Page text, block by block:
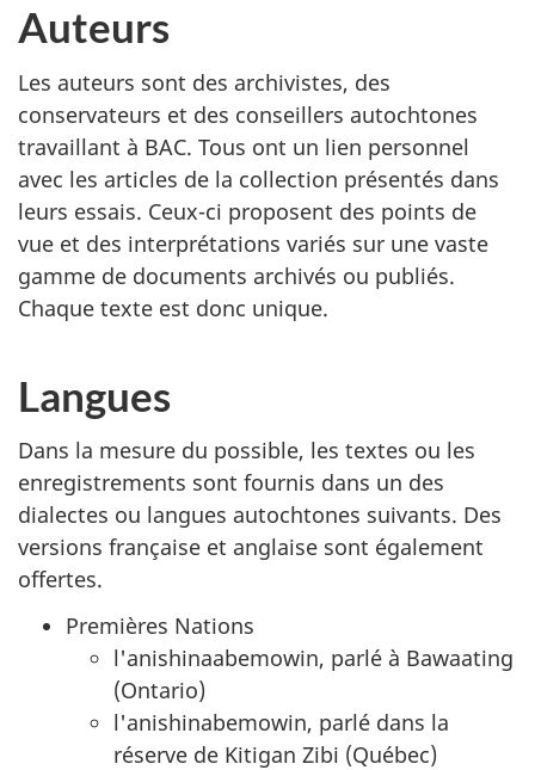
Auteurs
Les auteurs sont des archivistes, des
conservateurs et des conseillers autochtones
travaillant à BAC. Tous ont un lien personnel
avec les articles de la collection présentés dans
leurs essais. Ceux-ci proposent des points de
vue et des interprétations variés sur une vaste
gamme de documents archivés ou publiés.
Chaque texte est donc unique.
Langues
Dans la mesure du possible, les textes ou les
enregistrements sont fournis dans un des
dialectes ou langues autochtones suivants. Des
versions française et anglaise sont également
offertes.
Premières Nations
l'anishinaabemowin, parlé à Bawaating
(Ontario)
l'anishinabemowin, parlé dans la
réserve de Kitigan Zibi (Québec)